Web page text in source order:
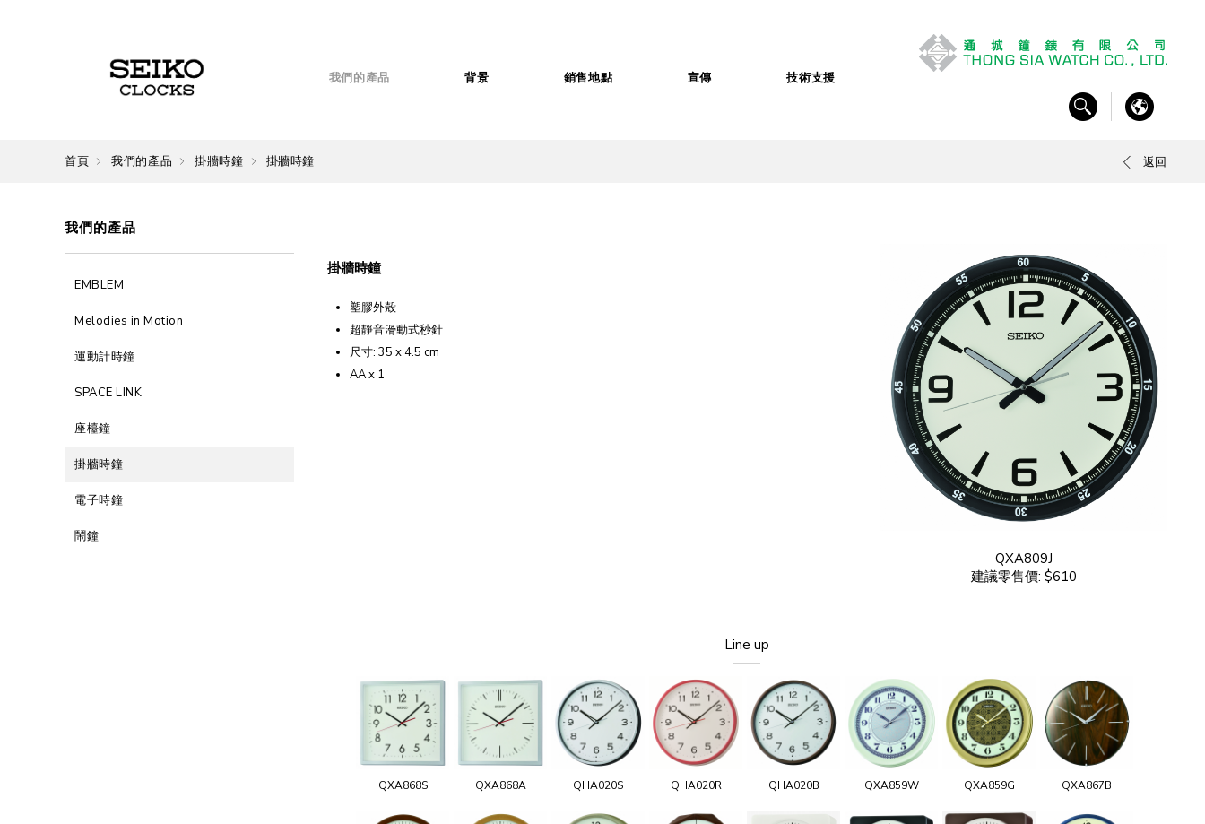
我們的產品 背景 銷售地點 宣傳 技術支援
首頁 我們的產品 掛牆時鐘 掛牆時鐘 返回
我們的產品
EMBLEM
Melodies in Motion
運動計時鐘
SPACE LINK
座檯鐘
掛牆時鐘
電子時鐘
鬧鐘
QXA809J
建議零售價: $610
掛牆時鐘
塑膠外殼
超靜音滑動式秒針
尺寸: 35 x 4.5 cm
AA x 1
Line up
QXA868S QXA868A QHA020S QHA020R QHA020B QXA859W QXA859G QXA867B